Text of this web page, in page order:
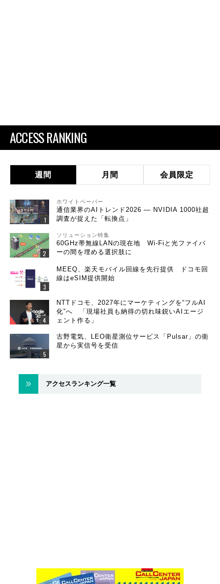
ACCESS RANKING
週間 月間 会員限定
ホワイトペーパー
通信業界のAIトレンド2026 ― NVIDIA 1000社超
調査が捉えた「転換点」
ソリューション特集
60GHz帯無線LANの現在地 Wi-Fiと光ファイバ
ーの間を埋める選択肢に
MEEQ、楽天モバイル回線を先行提供 ドコモ回
線はeSIM提供開始
NTTドコモ、2027年にマーケティングを“フルAI
化”へ 「現場社員も納得の切れ味鋭いAIエージ
ェント作る」
古野電気、LEO衛星測位サービス「Pulsar」の衛
星から実信号を受信
アクセスランキング一覧